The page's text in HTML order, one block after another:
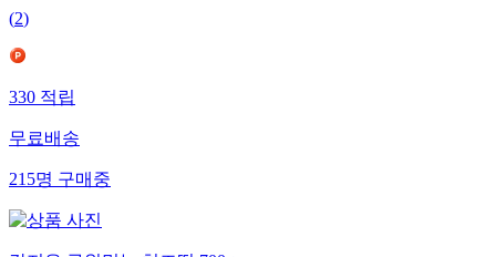
(2)
330적립
무료배송
215명구매중